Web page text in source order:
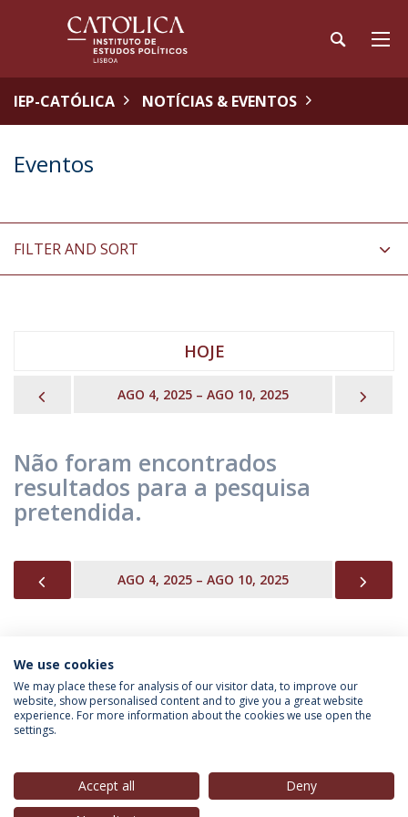
IEP-CATÓLICA NOTÍCIAS & EVENTOS
Eventos
FILTER AND SORT
HOJE
PREVIOUSAGO 4, 2025 – AGO 10, 2025
Não foram encontrados
resultados para a pesquisa
pretendida.
PREVIOUSAGO 4, 2025 – AGO 10, 2025
INFORMAÇÃO PARA
We use cookies
We may place these for analysis of our visitor data, to improve our
website, show personalised content and to give you a great website
experience. For more information about the cookies we use open the
settings.
Accept all
Deny